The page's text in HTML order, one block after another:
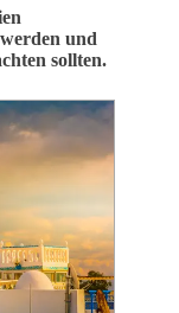
und
sollten.